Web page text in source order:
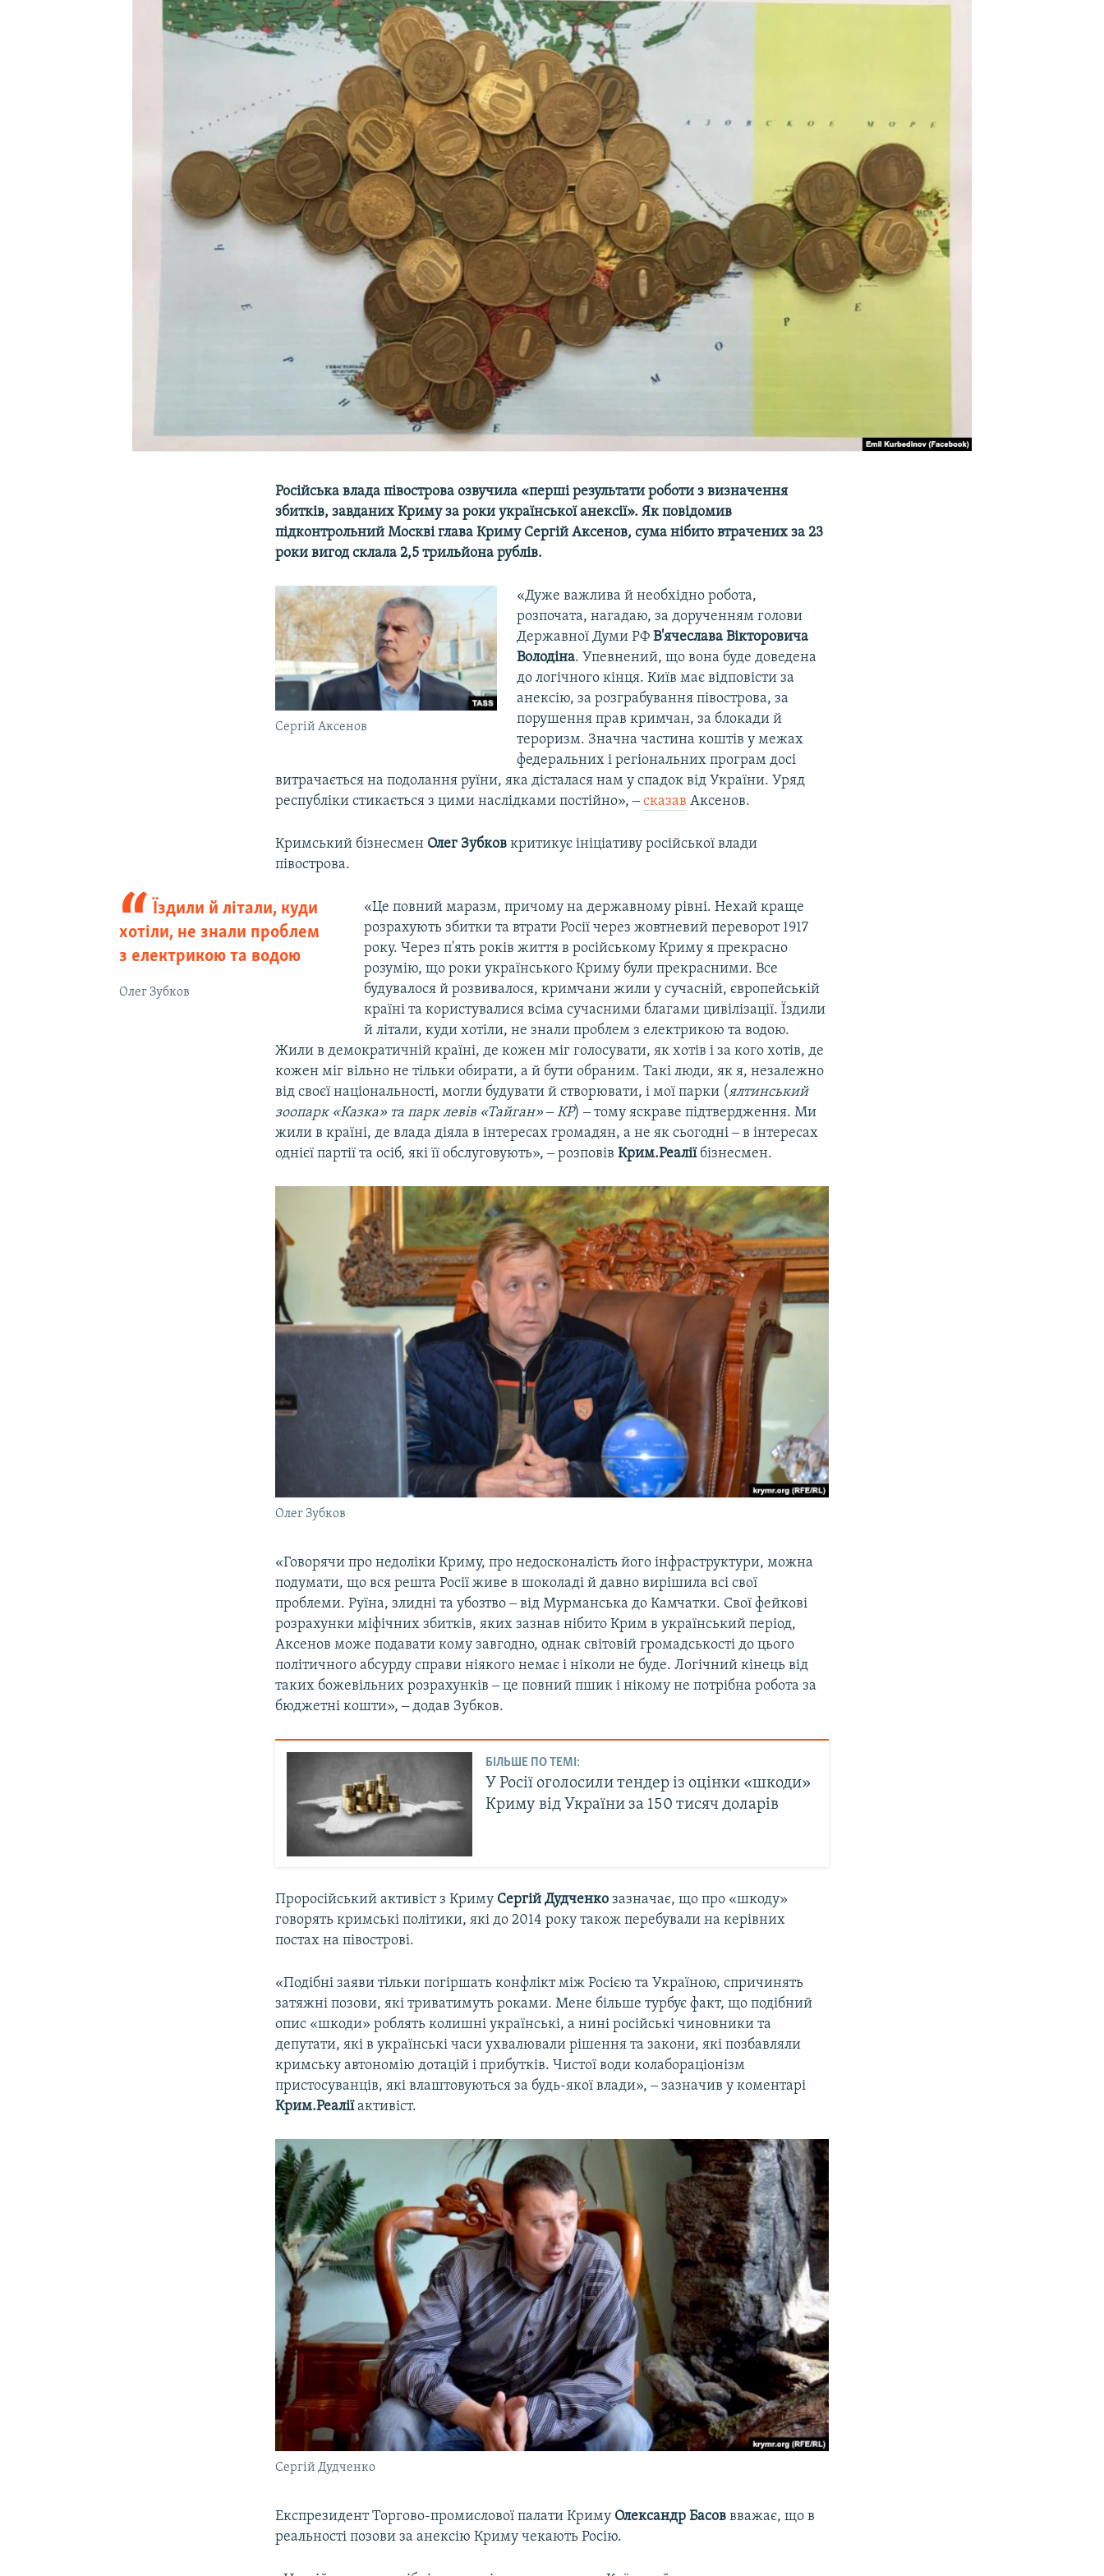
Російська влада півострова озвучила «перші результати роботи з визначення
збитків, завданих Криму за роки української анексії». Як повідомив
підконтрольний Москві глава Криму Сергій Аксенов, сума нібито втрачених за 23
роки вигод склала 2,5 трильйона рублів.
Сергій Аксенов
«Дуже важлива й необхідно робота,
розпочата, нагадаю, за дорученням голови
Державної Думи РФ В'ячеслава Вікторовича
Володіна. Упевнений, що вона буде доведена
до логічного кінця. Київ має відповісти за
анексію, за розграбування півострова, за
порушення прав кримчан, за блокади й
тероризм. Значна частина коштів у межах
федеральних і регіональних програм досі
витрачається на подолання руїни, яка дісталася нам у спадок від України. Уряд
республіки стикається з цими наслідками постійно», ‒сказав Аксенов.
Кримський бізнесмен Олег Зубков критикує ініціативу російської влади
півострова.
Їздили й літали, куди
хотіли, не знали проблем
з електрикою та водою
Олег Зубков
«Це повний маразм, причому на державному рівні. Нехай краще
розрахують збитки та втрати Росії через жовтневий переворот 1917
року. Через п'ять років життя в російському Криму я прекрасно
розумію, що роки українського Криму були прекрасними. Все
будувалося й розвивалося, кримчани жили у сучасній, європейській
країні та користувалися всіма сучасними благами цивілізації. Їздили
й літали, куди хотіли, не знали проблем з електрикою та водою.
Жили в демократичній країні, де кожен міг голосувати, як хотів і за кого хотів, де
кожен міг вільно не тільки обирати, а й бути обраним. Такі люди, як я, незалежно
від своєї національності, могли будувати й створювати, і мої парки (ялтинський
зоопарк «Казка» та парк левів «Тайган» ‒ КР) ‒ тому яскраве підтвердження. Ми
жили в країні, де влада діяла в інтересах громадян, а не як сьогодні ‒ в інтересах
однієї партії та осіб, які її обслуговують», ‒ розповівКрим.Реаліїбізнесмен.
Олег Зубков
«Говорячи про недоліки Криму, про недосконалість його інфраструктури, можна
подумати, що вся решта Росії живе в шоколаді й давно вирішила всі свої
проблеми. Руїна, злидні та убозтво ‒ від Мурманська до Камчатки. Свої фейкові
розрахунки міфічних збитків, яких зазнав нібито Крим в український період,
Аксенов може подавати кому завгодно, однак світовій громадськості до цього
політичного абсурду справи ніякого немає і ніколи не буде. Логічний кінець від
таких божевільних розрахунків ‒ це повний пшик і нікому не потрібна робота за
бюджетні кошти», ‒ додав Зубков.
БІЛЬШЕ ПО ТЕМІ:
У Росії оголосили тендер із оцінки «шкоди»
Криму від України за 150 тисяч доларів
Проросійський активіст з Криму Сергій Дудченко зазначає, що про «шкоду»
говорять кримські політики, які до 2014 року також перебували на керівних
постах на півострові.
«Подібні заяви тільки погіршать конфлікт між Росією та Україною, спричинять
затяжні позови, які триватимуть роками. Мене більше турбує факт, що подібний
опис «шкоди» роблять колишні українські, а нині російські чиновники та
депутати, які в українські часи ухвалювали рішення та закони, які позбавляли
кримську автономію дотацій і прибутків. Чистої води колабораціонізм
пристосуванців, які влаштовуються за будь-якої влади», ‒ зазначив у коментарі
Крим.Реаліїактивіст.
Сергій Дудченко
Експрезидент Торгово-промислової палати Криму Олександр Басоввважає, що в
реальності позови за анексію Криму чекають Росію.